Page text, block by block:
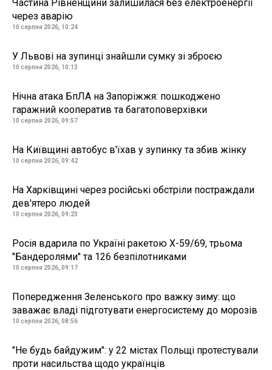
Частина Рівненщини залишилася без електроенергії
через аварію
10 серпня 2026, 10:24
У Львові на зупинці знайшли сумку зі зброєю
10 серпня 2026, 10:13
Нічна атака БпЛА на Запоріжжя: пошкоджено
гаражний кооператив та багатоповерхівки
10 серпня 2026, 09:57
На Київщині автобус в'їхав у зупинку та збив жінку
10 серпня 2026, 09:42
На Харківщині через російські обстріли постраждали
дев'ятеро людей
10 серпня 2026, 09:23
Росія вдарила по Україні ракетою Х-59/69, трьома
"Бандеролями" та 126 безпілотниками
10 серпня 2026, 09:17
Попередження Зеленського про важку зиму: що
заважає владі підготувати енергосистему до морозів
10 серпня 2026, 08:56
"Не будь байдужим": у 22 містах Польщі протестували
проти насильства щодо українців